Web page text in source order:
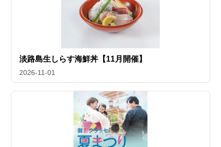
淡路島生しらす海鮮丼【11月開催】
2026-11-01